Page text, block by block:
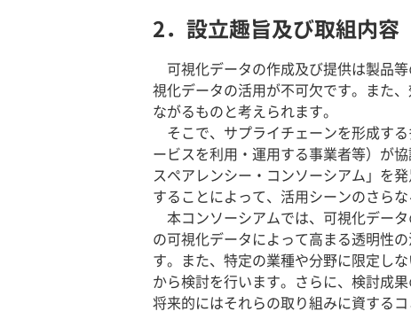
2．設立趣旨及び取組内容
可視化データの作成及び提供は製品
視化データの活用が不可欠です。また
ながるものと考えられます。
そこで、サプライチェーンを形成す
ービスを利用・運用する事業者等）が
スペアレンシー・コンソーシアム」を
することによって、活用シーンのさらな
本コンソーシアムでは、可視化デー
の可視化データによって高まる透明性
す。また、特定の業種や分野に限定し
から検討を行います。さらに、検討成
将来的にはそれらの取り組みに資する